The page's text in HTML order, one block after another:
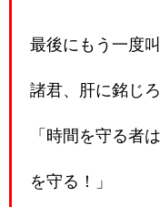
最後にもう一度
諸君、肝に銘じ
「時間を守る者
を守る！」